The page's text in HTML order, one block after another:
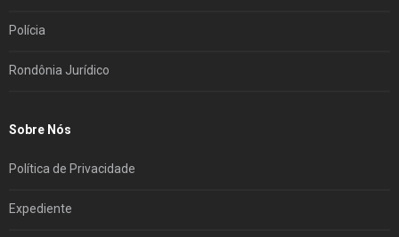
Polícia
Rondônia Jurídico
Sobre Nós
Política de Privacidade
Expediente